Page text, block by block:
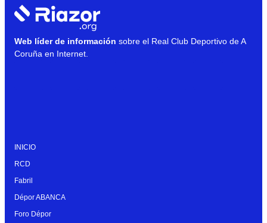
Web líder de información sobre el Real Club Deportivo de A
Coruña en Internet.
INICIO
RCD
Fabril
Dépor ABANCA
Foro Dépor